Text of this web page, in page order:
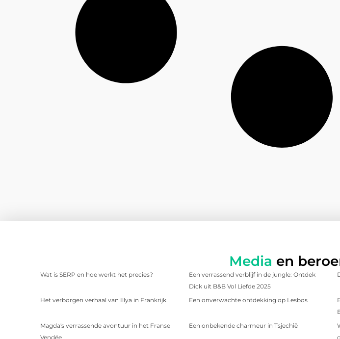
Media en
Wat is SERP en hoe werkt het precies?
Een verrassend verblijf in de jungle: Ontdek
Dick uit B&B Vol Liefde 2025
Het verborgen verhaal van Illya in Frankrijk Een onverwachte ontdekking op Lesbos
Magda's verrassende avontuur in het Franse
Vendée
Een onbekende charmeur in Tsjechië